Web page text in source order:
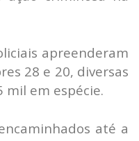
apreenderam
28 e 20, diversas
mil em espécie.
até a